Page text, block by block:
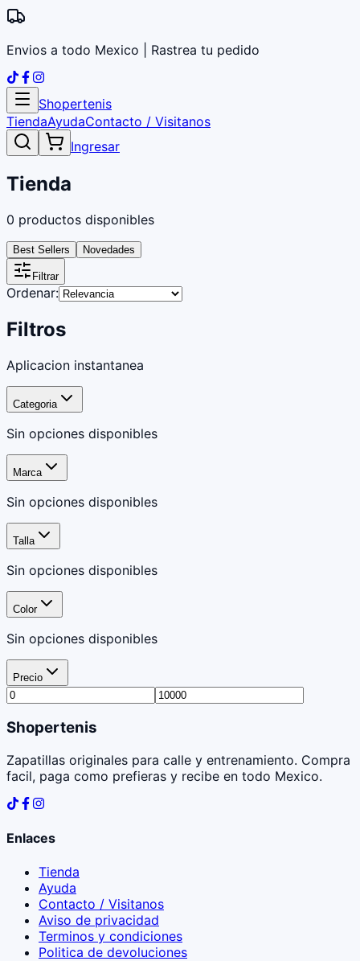
Envios a todo Mexico | Rastrea tu pedido
Shopertenis
TiendaAyudaContacto / Visitanos
Ingresar
Tienda
0 productos disponibles
Best Sellers Novedades
Filtrar
Ordenar:
Filtros
Aplicacion instantanea
Categoria
Sin opciones disponibles
Marca
Sin opciones disponibles
Talla
Sin opciones disponibles
Color
Sin opciones disponibles
Precio
Shopertenis
Zapatillas originales para calle y entrenamiento. Compra
facil, paga como prefieras y recibe en todo Mexico.
Enlaces
Tienda
Ayuda
Contacto / Visitanos
Aviso de privacidad
Terminos y condiciones
Politica de devoluciones